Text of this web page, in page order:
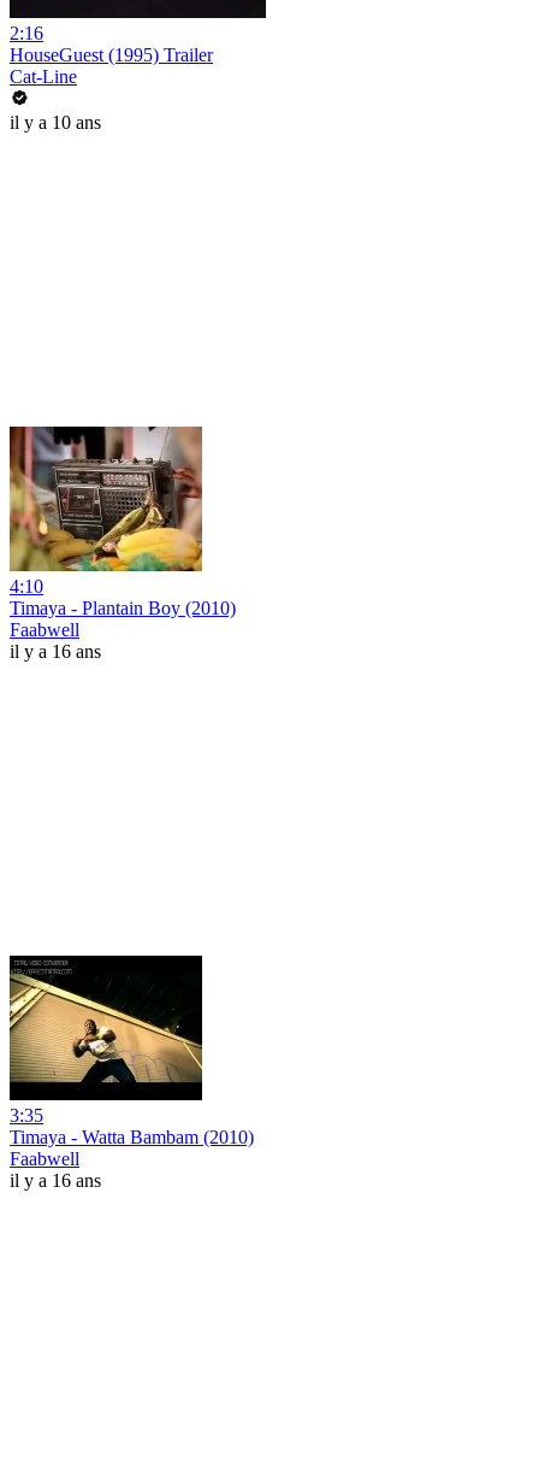
2:16
HouseGuest (1995) Trailer
Cat-Line
il y a 10 ans
4:10
Timaya - Plantain Boy (2010)
Faabwell
il y a 16 ans
3:35
Timaya - Watta Bambam (2010)
Faabwell
il y a 16 ans